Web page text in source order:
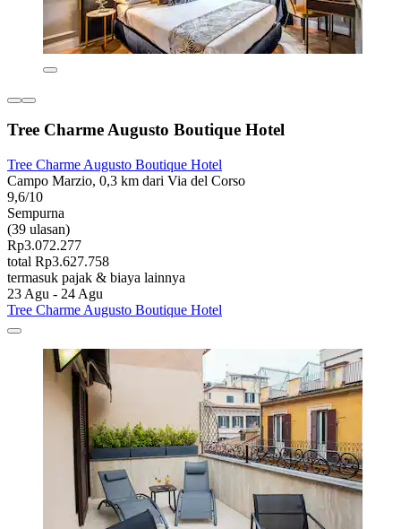
Tree Charme Augusto Boutique Hotel
Tree Charme Augusto Boutique Hotel
Campo Marzio, 0,3 km dari Via del Corso
9,6/10
Sempurna
(39 ulasan)
Rp3.072.277
total Rp3.627.758
termasuk pajak & biaya lainnya
23 Agu - 24 Agu
Tree Charme Augusto Boutique Hotel